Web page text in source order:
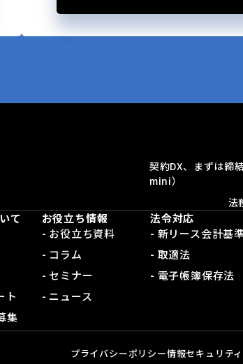
契約DX、まずは締
mini）
法
て
ト
集
お役立ち情報
- お役立ち資料
- コラム
- セミナー
- ニュース
法令対応
- 新リース会計基
- 取適法
- 電子帳簿保存法
プライバシーポリシー情報セキュリテ